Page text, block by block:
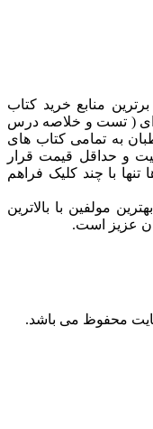
منابع خرید کتاب
ای ( تست و خلاصه درس
به تمامی کتاب های
و حداقل قیمت قرار
با چند کلیک فراهم
مولفین با بالاترین
عزیز است.
محفوظ می باشد.